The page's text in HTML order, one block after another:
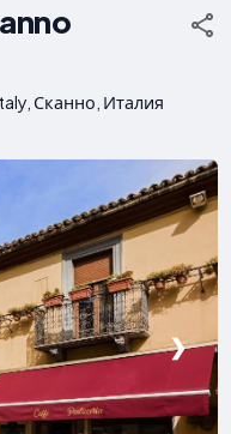
Сканно, Италия
❯